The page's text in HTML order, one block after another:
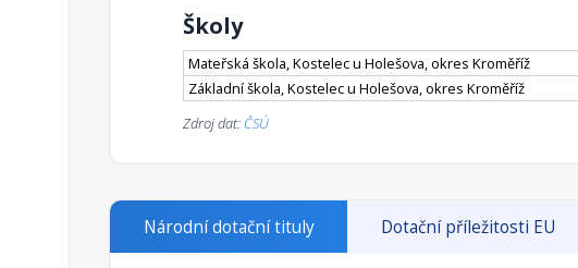
Školy
Mateřská škola, Kostelec u Holešova, okres Kroměříž
Základní škola, Kostelec u Holešova, okres Kroměříž
Zdroj dat: ČSÚ
Národní dotační tituly Dotační příležitosti EU